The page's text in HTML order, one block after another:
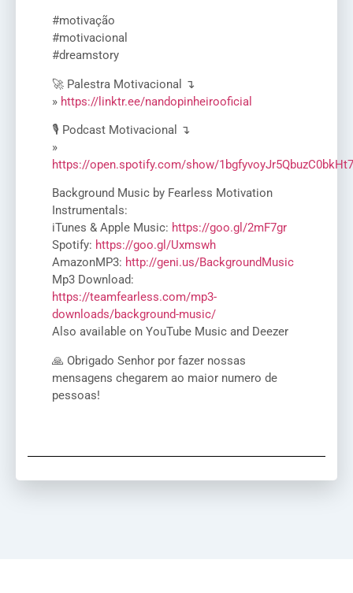
#motivação
#motivacional
#dreamstory
🚀 Palestra Motivacional ↴
» https://linktr.ee/nandopinheirooficial
🎙️ Podcast Motivacional ↴
»
https://open.spotify.com/show/1bgfyvoyJr5QbuzC0bkHt7
Background Music by Fearless Motivation
Instrumentals:
iTunes & Apple Music: https://goo.gl/2mF7gr
Spotify: https://goo.gl/Uxmswh
AmazonMP3: http://geni.us/BackgroundMusic
Mp3 Download:
https://teamfearless.com/mp3-
downloads/background-music/
Also available on YouTube Music and Deezer
🙏 Obrigado Senhor por fazer nossas
mensagens chegarem ao maior numero de
pessoas!